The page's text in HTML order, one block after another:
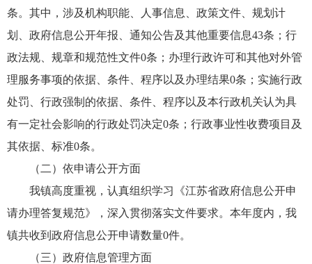
条。其中，涉及机构职能、人事信息、政策文件、规划计
划、政府信息公开年报、通知公告及其他重要信息43条；行
政法规、规章和规范性文件0条；办理行政许可和其他对外管
理服务事项的依据、条件、程序以及办理结果0条；实施行政
处罚、行政强制的依据、条件、程序以及本行政机关认为具
有一定社会影响的行政处罚决定0条；行政事业性收费项目及
其依据、标准0条。
（二）依申请公开方面
我镇高度重视，认真组织学习《江苏省政府信息公开申
请办理答复规范》，深入贯彻落实文件要求。本年度内，我
镇共收到政府信息公开申请数量0件。
（三）政府信息管理方面